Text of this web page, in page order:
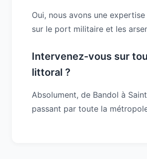
Oui, nous avons une
sur le port militaire et les
Intervenez-vous sur
littoral ?
Absolument, de Bandol à
passant par toute la